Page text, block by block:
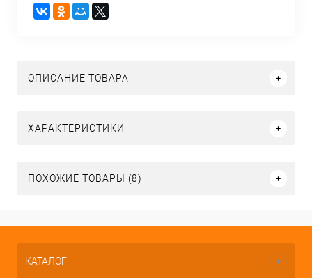
ОПИСАНИЕ ТОВАРА
ХАРАКТЕРИСТИКИ
ПОХОЖИЕ ТОВАРЫ (8)
КАТАЛОГ